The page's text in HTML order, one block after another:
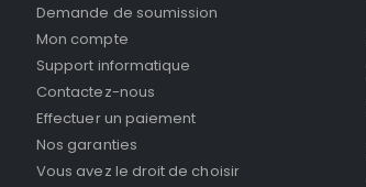
Demande de soumission
Mon compte
Support informatique
Contactez-nous
Effectuer un paiement
Nos garanties
Vous avez le droit de choisir